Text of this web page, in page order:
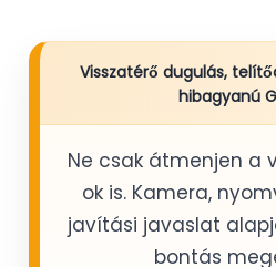
Visszatérő dugulás,
hibagyanú
Ne csak átmenjen a
ok is. Kamera,
javítási javaslat
bontás